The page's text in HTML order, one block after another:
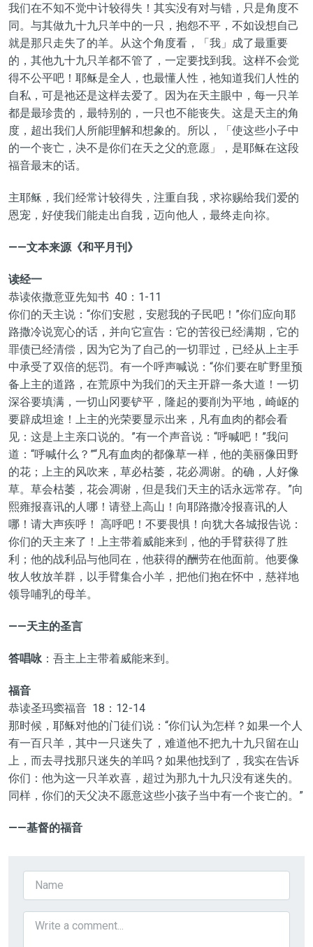
我们在不知不觉中计较得失！其实没有对与错，只是角度不
同。与其做九十九只羊中的一只，抱怨不平，不如设想自己
就是那只走失了的羊。从这个角度看，「我」成了最重要
的，其他九十九只羊都不管了，一定要找到我。这样不会觉
得不公平吧！耶稣是全人，也最懂人性，祂知道我们人性的
自私，可是祂还是这样去爱了。因为在天主眼中，每一只羊
都是最珍贵的，最特别的，一只也不能丧失。这是天主的角
度，超出我们人所能理解和想象的。所以，「使这些小子中
的一个丧亡，决不是你们在天之父的意愿」，是耶稣在这段
福音最末的话。
主耶稣，我们经常计较得失，注重自我，求祢赐给我们爱的
恩宠，好使我们能走出自我，迈向他人，最终走向祢。
——文本来源《和平月刊》
读经一
恭读依撒意亚先知书 40：1-11
你们的天主说：“你们安慰，安慰我的子民吧！”你们应向耶
路撒冷说宽心的话，并向它宣告：它的苦役已经满期，它的
罪债已经清偿，因为它为了自己的一切罪过，已经从上主手
中承受了双倍的惩罚。有一个呼声喊说：“你们要在旷野里预
备上主的道路，在荒原中为我们的天主开辟一条大道！一切
深谷要填满，一切山冈要铲平，隆起的要削为平地，崎岖的
要辟成坦途！上主的光荣要显示出来，凡有血肉的都会看
见：这是上主亲口说的。”有一个声音说：“呼喊吧！”我问
道：“呼喊什么？”“凡有血肉的都像草一样，他的美丽像田野
的花；上主的风吹来，草必枯萎，花必凋谢。的确，人好像
草。草会枯萎，花会凋谢，但是我们天主的话永远常存。”向
熙雍报喜讯的人哪！请登上高山！向耶路撒冷报喜讯的人
哪！请大声疾呼！ 高呼吧！不要畏惧！向犹大各城报告说：
你们的天主来了！上主带着威能来到，他的手臂获得了胜
利；他的战利品与他同在，他获得的酬劳在他面前。他要像
牧人牧放羊群，以手臂集合小羊，把他们抱在怀中，慈祥地
领导哺乳的母羊。
——天主的圣言
答唱咏 ：吾主上主带着威能来到。
福音
恭读圣玛窦福音 18：12-14
那时候，耶稣对他的门徒们说：“你们认为怎样？如果一个人
有一百只羊，其中一只迷失了，难道他不把九十九只留在山
上，而去寻找那只迷失的羊吗？如果他找到了，我实在告诉
你们：他为这一只羊欢喜，超过为那九十九只没有迷失的。
同样，你们的天父决不愿意这些小孩子当中有一个丧亡的。”
——基督的福音